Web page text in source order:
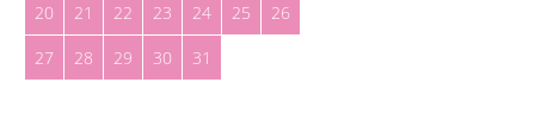
20
21 22 23 24 25
26
27
28 29 30
31